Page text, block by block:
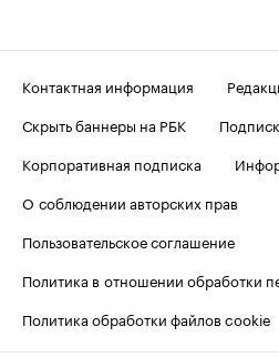
Контактная информация
Скрыть баннеры на РБК
Корпоративная подписка
О соблюдении авторских прав
Пользовательское соглашение
Политика в отношении обработки
Политика обработки файлов cookie